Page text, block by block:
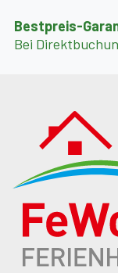
Bestpreis-
Bei